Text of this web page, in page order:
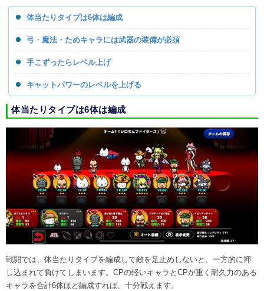
体当たりタイプは6体は編成
弓・魔法・ためキャラには武器の装備が必須
手こずったらレベル上げ
キャットパワーのレベルを上げる
体当たりタイプは6体は編成
戦闘では、体当たりタイプを編成して敵を足止めしないと、一方的に押
し込まれて負けてしまいます。CPの軽いキャラとCPが重く耐久力のある
キャラを合計6体ほど編成すれば、十分戦えます。